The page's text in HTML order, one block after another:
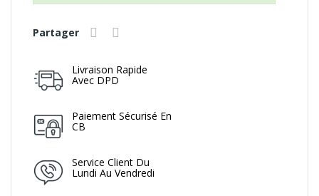
Partager
Livraison Rapide
Avec DPD
Paiement Sécurisé En
CB
Service Client Du
Lundi Au Vendredi